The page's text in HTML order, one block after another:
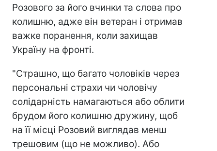
Розового за його вчинки та слова про
колишню, адже він ветеран і отримав
важке поранення, коли захищав
Україну на фронті.
"Страшно, що багато чоловіків через
персональні страхи чи чоловічу
солідарність намагаються або облити
брудом його колишню дружину, щоб
на її місці Розовий виглядав менш
трешовим (що не можливо). Або